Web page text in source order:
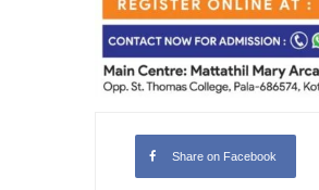
Share on Facebook